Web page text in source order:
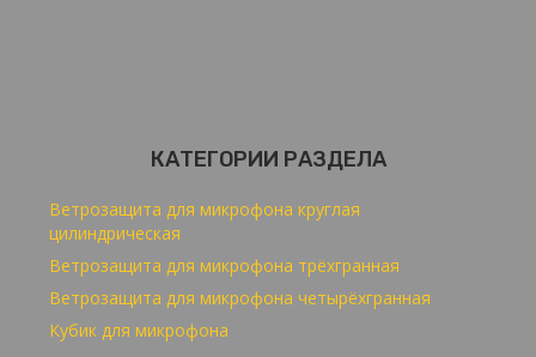
КАТЕГОРИИ РАЗДЕЛА
Ветрозащита для микрофона круглая
цилиндрическая
Ветрозащита для микрофона трёхгранная
Ветрозащита для микрофона четырёхгранная
Кубик для микрофона